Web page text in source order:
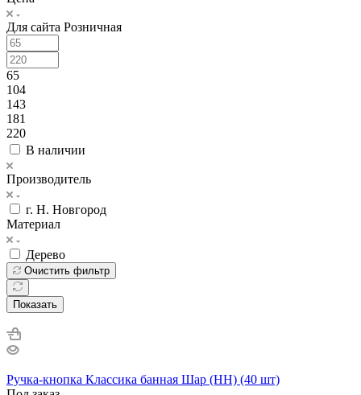
Для сайта Розничная
65
104
143
181
220
В наличии
Производитель
г. Н. Новгород
Материал
Дерево
Очистить фильтр
Показать
Ручка-кнопка Классика банная Шар (НН) (40 шт)